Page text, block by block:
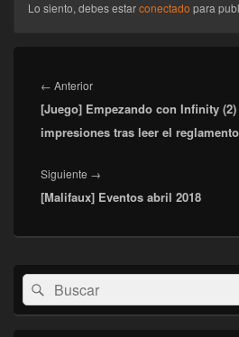
Lo siento, debes estarconectado para
de
entradas
← AnteriorEntrada
anterior:
[Juego] Empezando con Infinity
impresiones tras leer el reglamento
Siguiente →
siguiente:
[Malifaux] Eventos abril 2018
El
área
de
Buscar
por:
Buscar